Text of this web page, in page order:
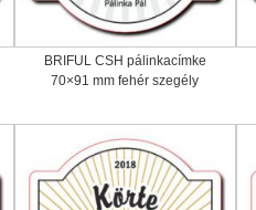
BRIFUL CSH pálinkacímke
70×91 mm fehér szegély